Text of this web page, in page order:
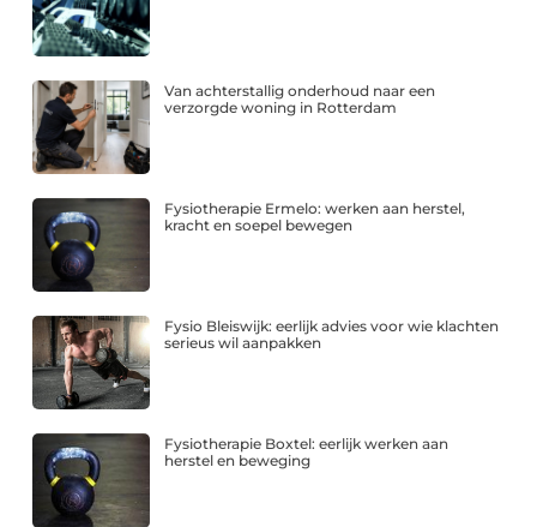
Van achterstallig onderhoud naar een
verzorgde woning in Rotterdam
Fysiotherapie Ermelo: werken aan herstel,
kracht en soepel bewegen
Fysio Bleiswijk: eerlijk advies voor wie klachten
serieus wil aanpakken
Fysiotherapie Boxtel: eerlijk werken aan
herstel en beweging